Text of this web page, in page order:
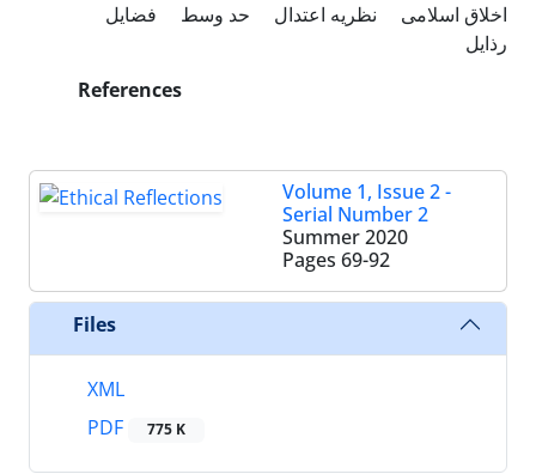
اخلاق اسلامی نظریه اعتدال حد وسط
فضایل
رذایل
References
Volume 1, Issue 2 -
Serial Number 2
Summer 2020
Pages 69-92
Files
XML
PDF
775 K